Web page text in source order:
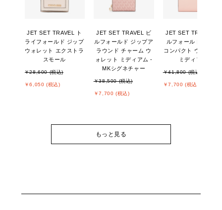
JET SET TRAVEL ト
ライフォールド ジップ
ウォレット エクストラ
スモール
￥28,600 (税込)
￥6,050 (税込)
JET SET TRAVEL ビ
ルフォールド ジップア
ラウンド チャーム ウ
ォレット ミディアム -
MKシグネチャー
￥38,500 (税込)
￥7,700 (税込)
JET SET TRAVEL ビ
ルフォールド ジップ
コンパクト ウォレッ
ミディアム
￥41,800 (税込)
￥7,700 (税込)
もっと見る